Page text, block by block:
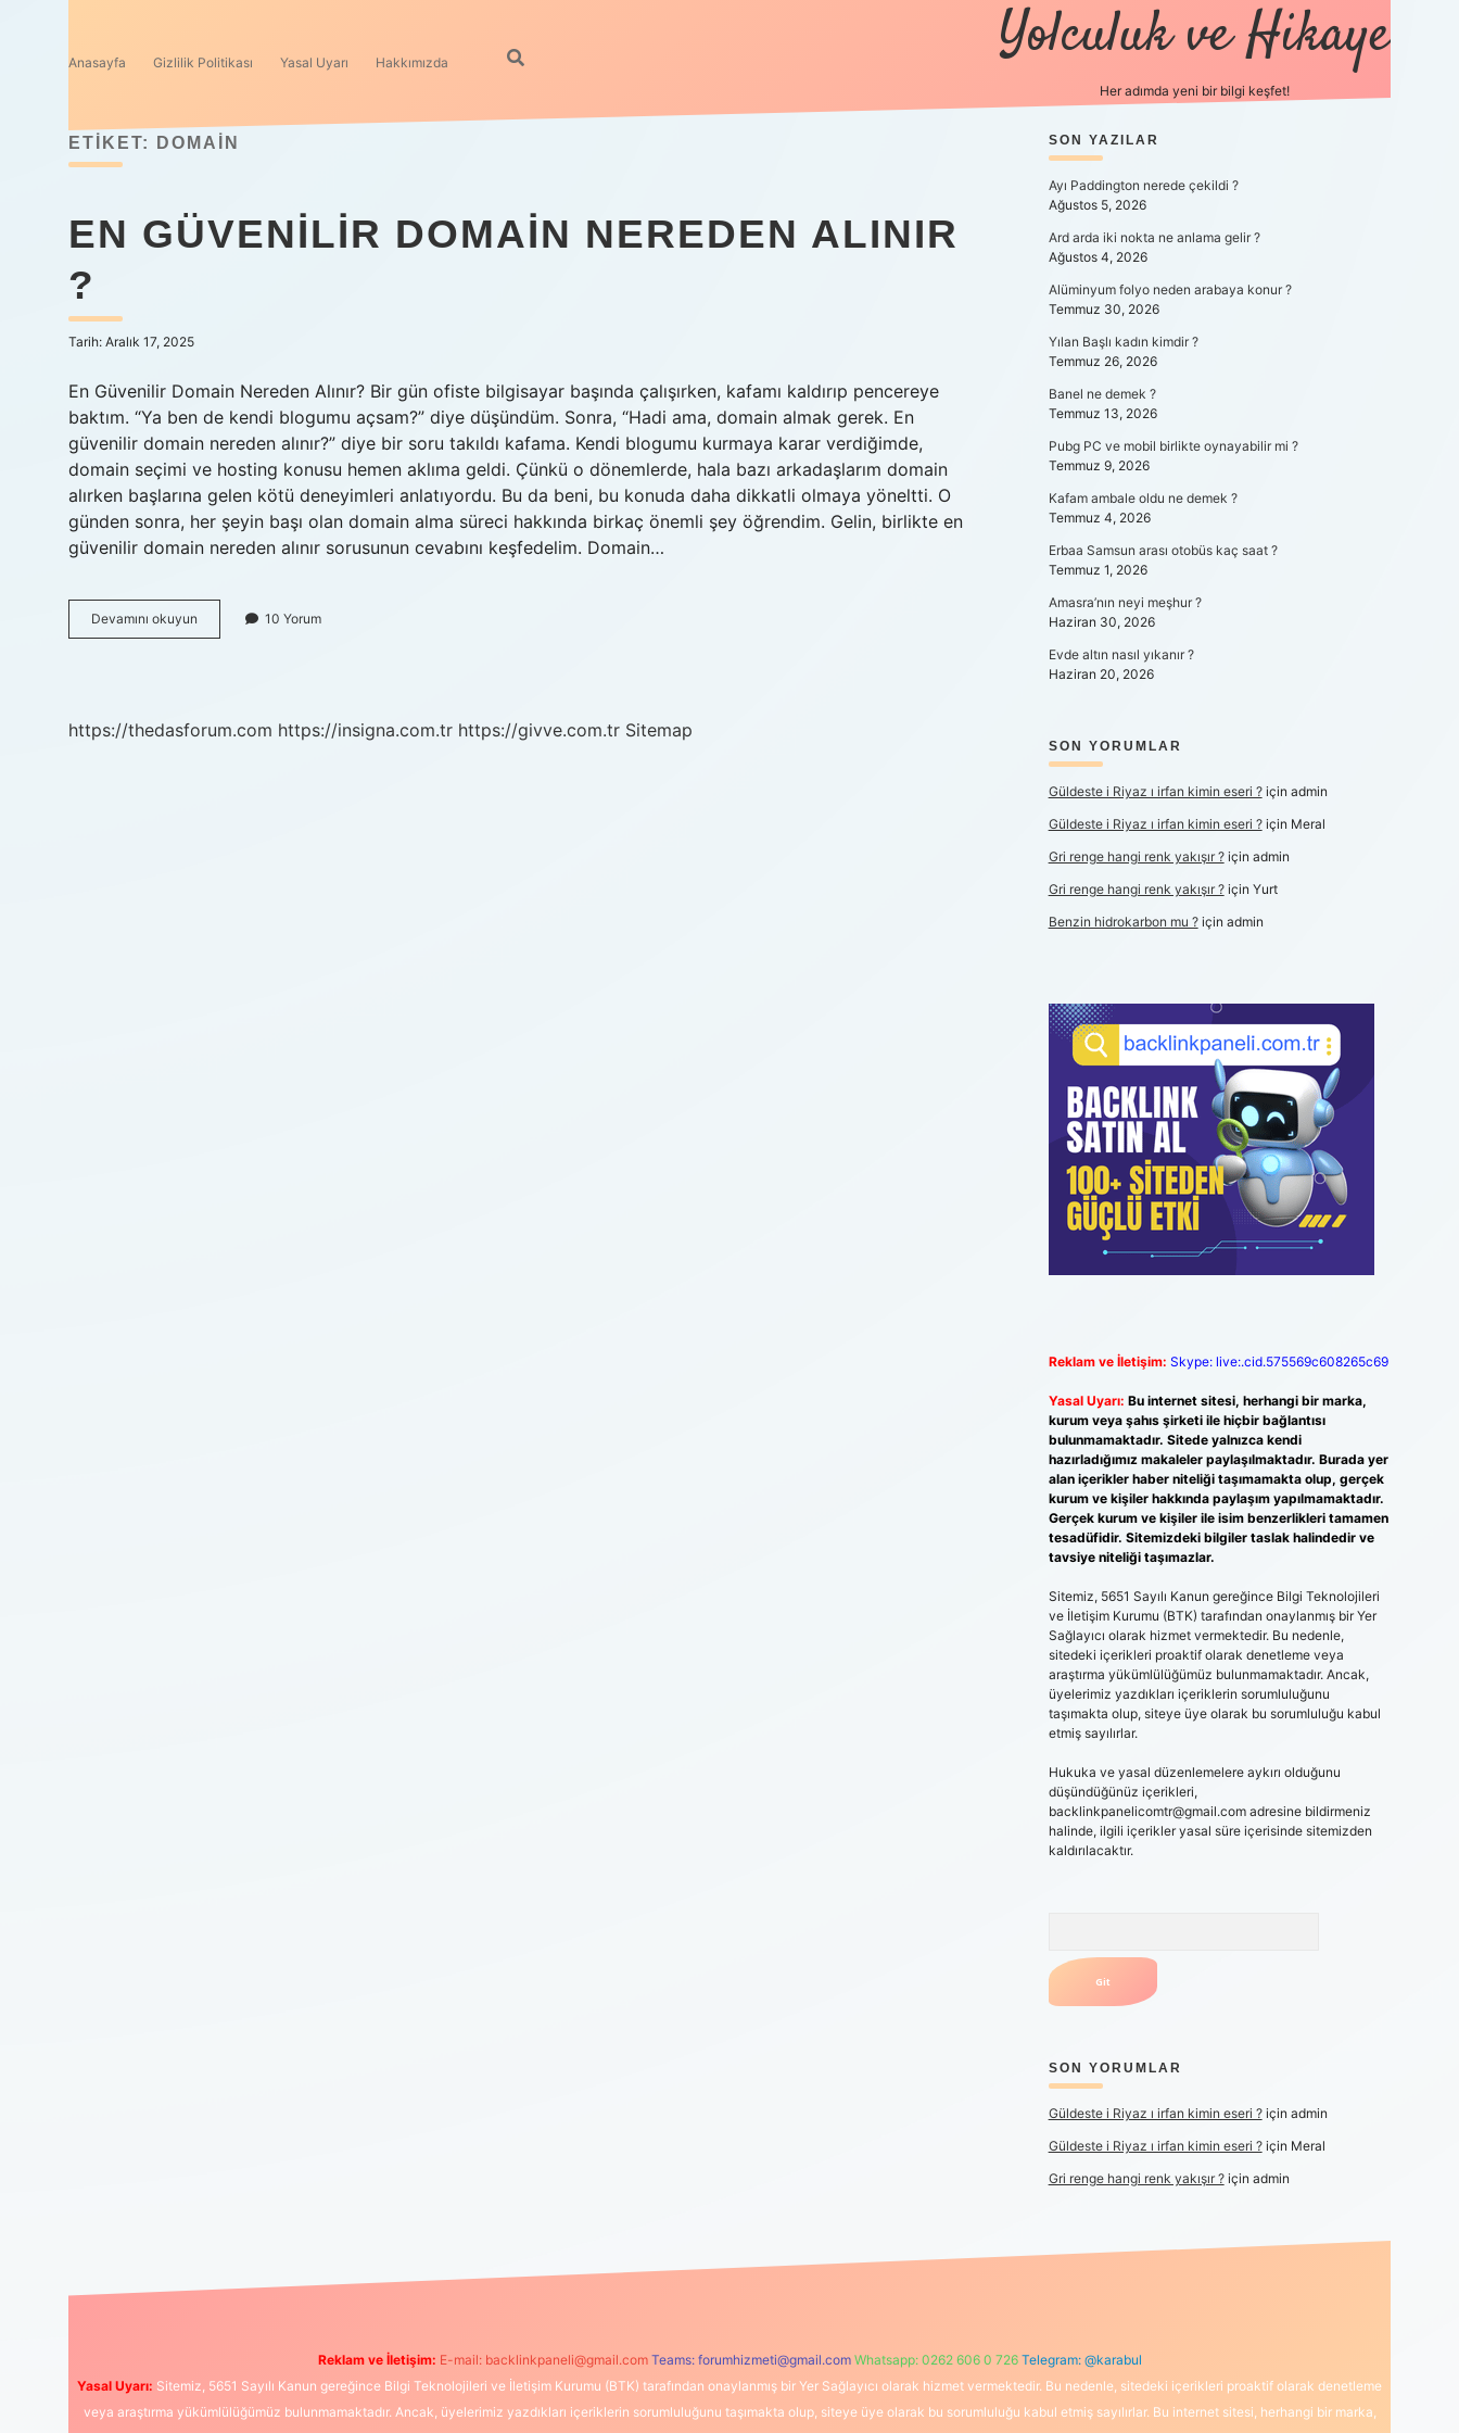
Anasayfa Gizlilik Politikası Yasal Uyarı Hakkımızda Yolculuk ve Hikaye
Her adımda yeni bir bilgi keşfet!
ETIKET: DOMAIN
EN GÜVENILIR DOMAIN NEREDEN ALINIR
?
Tarih: Aralık 17, 2025
En Güvenilir Domain Nereden Alınır? Bir gün ofiste bilgisayar başında çalışırken, kafamı kaldırıp pencereye
baktım. “Ya ben de kendi blogumu açsam?” diye düşündüm. Sonra, “Hadi ama, domain almak gerek. En
güvenilir domain nereden alınır?” diye bir soru takıldı kafama. Kendi blogumu kurmaya karar verdiğimde,
domain seçimi ve hosting konusu hemen aklıma geldi. Çünkü o dönemlerde, hala bazı arkadaşlarım domain
alırken başlarına gelen kötü deneyimleri anlatıyordu. Bu da beni, bu konuda daha dikkatli olmaya yöneltti. O
günden sonra, her şeyin başı olan domain alma süreci hakkında birkaç önemli şey öğrendim. Gelin, birlikte en
güvenilir domain nereden alınır sorusunun cevabını keşfedelim. Domain…
Devamını okuyun
güvenilir
10 Yorum
https://thedasforum.com https://insigna.com.tr https://givve.com.tr Sitemap
SIDEBAR
SON YAZILAR
Ayı Paddington nerede çekildi ?
Ağustos 5, 2026
Ard arda iki nokta ne anlama gelir ?
Ağustos 4, 2026
Alüminyum folyo neden arabaya konur ?
Temmuz 30, 2026
Yılan Başlı kadın kimdir ?
Temmuz 26, 2026
Banel ne demek ?
Temmuz 13, 2026
Pubg PC ve mobil birlikte oynayabilir mi ?
Temmuz 9, 2026
Kafam ambale oldu ne demek ?
Temmuz 4, 2026
Erbaa Samsun arası otobüs kaç saat ?
Temmuz 1, 2026
Amasra’nın neyi meşhur ?
Haziran 30, 2026
Evde altın nasıl yıkanır ?
Haziran 20, 2026
SON YORUMLAR
Güldeste i Riyaz ı irfan kimin eseri ?için admin
Güldeste i Riyaz ı irfan kimin eseri ?için Meral
Gri renge hangi renk yakışır ?için admin
Gri renge hangi renk yakışır ?için Yurt
Benzin hidrokarbon mu ?için admin
Reklam ve İletişim: Skype: live:.cid.575569c608265c69
Yasal Uyarı: Bu internet sitesi, herhangi bir marka,
kurum veya şahıs şirketi ile hiçbir bağlantısı
bulunmamaktadır. Sitede yalnızca kendi
hazırladığımız makaleler paylaşılmaktadır. Burada yer
alan içerikler haber niteliği taşımamakta olup, gerçek
kurum ve kişiler hakkında paylaşım yapılmamaktadır.
Gerçek kurum ve kişiler ile isim benzerlikleri tamamen
tesadüfidir. Sitemizdeki bilgiler taslak halindedir ve
tavsiye niteliği taşımazlar.
Sitemiz, 5651 Sayılı Kanun gereğince Bilgi Teknolojileri
ve İletişim Kurumu (BTK) tarafından onaylanmış bir Yer
Sağlayıcı olarak hizmet vermektedir. Bu nedenle,
sitedeki içerikleri proaktif olarak denetleme veya
araştırma yükümlülüğümüz bulunmamaktadır. Ancak,
üyelerimiz yazdıkları içeriklerin sorumluluğunu
taşımakta olup, siteye üye olarak bu sorumluluğu kabul
etmiş sayılırlar.
Hukuka ve yasal düzenlemelere aykırı olduğunu
düşündüğünüz içerikleri,
backlinkpanelicomtr@gmail.comadresine bildirmeniz
halinde, ilgili içerikler yasal süre içerisinde sitemizden
kaldırılacaktır.
SON YORUMLAR
Güldeste i Riyaz ı irfan kimin eseri ?için admin
Güldeste i Riyaz ı irfan kimin eseri ?için Meral
Gri renge hangi renk yakışır ?için admin
Reklam ve İletişim: E-mail: backlinkpaneli@gmail.com Teams: forumhizmeti@gmail.com Whatsapp: 0262 606 0 726 Telegram: @karabul
Yasal Uyarı: Sitemiz, 5651 Sayılı Kanun gereğince Bilgi Teknolojileri ve İletişim Kurumu (BTK) tarafından onaylanmış bir Yer Sağlayıcı olarak hizmet vermektedir. Bu nedenle, sitedeki içerikleri proaktif olarak denetleme
veya araştırma yükümlülüğümüz bulunmamaktadır. Ancak, üyelerimiz yazdıkları içeriklerin sorumluluğunu taşımakta olup, siteye üye olarak bu sorumluluğu kabul etmiş sayılırlar. Bu internet sitesi, herhangi bir marka,